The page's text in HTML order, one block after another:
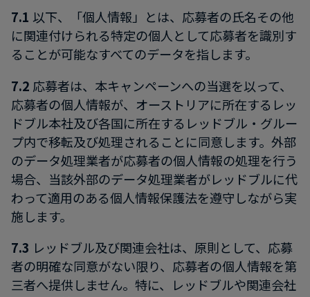
7.1 以下、「個人情報」とは、応募者の氏名その他
に関連付けられる特定の個人として応募者を識別す
ることが可能なすべてのデータを指します。
7.2 応募者は、本キャンペーンへの当選を以って、
応募者の個人情報が、オーストリアに所在するレッ
ドブル本社及び各国に所在するレッドブル・グルー
プ内で移転及び処理されることに同意します。外部
のデータ処理業者が応募者の個人情報の処理を行う
場合、当該外部のデータ処理業者がレッドブルに代
わって適用のある個人情報保護法を遵守しながら実
施します。
7.3 レッドブル及び関連会社は、原則として、応募
者の明確な同意がない限り、応募者の個人情報を第
三者へ提供しません。特に、レッドブルや関連会社